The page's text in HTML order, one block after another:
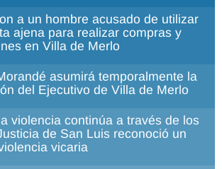
a un hombre acusado de utilizar
ajena para realizar compras y
en Villa de Merlo
asumirá temporalmente la
del Ejecutivo de Villa de Merlo
violencia continúa a través de los
de San Luis reconoció un
vicaria